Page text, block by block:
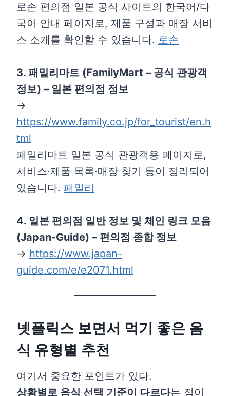
로손 편의점 일본 공식 사이트의 한국어/다
국어 안내 페이지로, 제품 구성과 매장 서비
스 소개를 확인할 수 있습니다. 로손
3. 패밀리마트 (FamilyMart – 공식 관광객
정보) – 일본 편의점 정보
→
https://www.family.co.jp/for_tourist/en.h
tml
패밀리마트 일본 공식 관광객용 페이지로,
서비스·제품 목록·매장 찾기 등이 정리되어
있습니다. 패밀리
4. 일본 편의점 일반 정보 및 체인 링크 모음
(Japan-Guide) – 편의점 종합 정보
→ https://www.japan-
guide.com/e/e2071.html
넷플릭스 보면서 먹기 좋은 음
식 유형별 추천
여기서 중요한 포인트가 있다.
상황별로 음식 선택 기준이 다르다는 점이